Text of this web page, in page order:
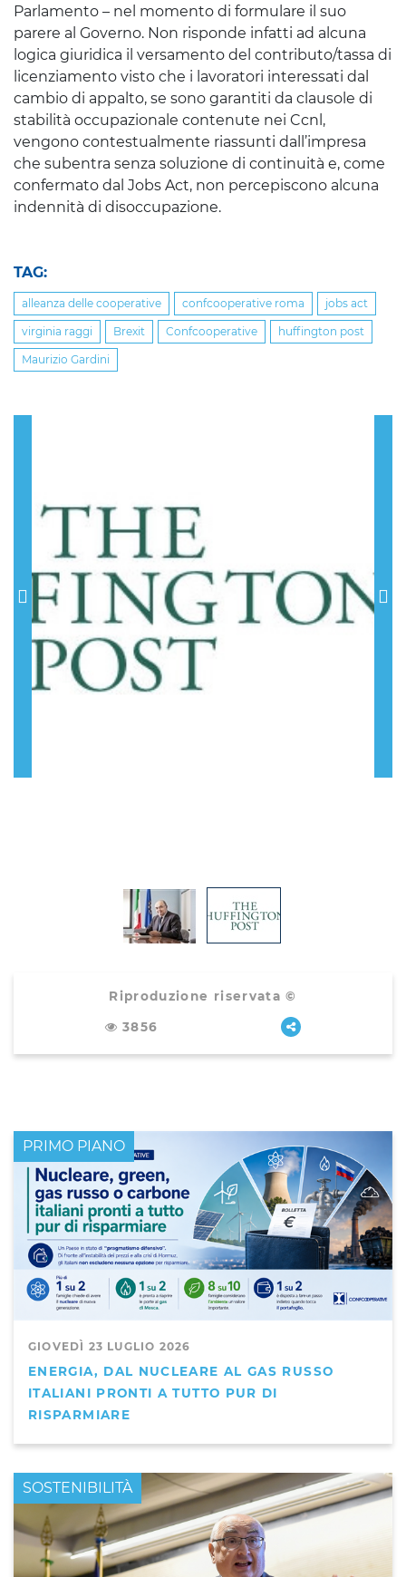
Parlamento – nel momento di formulare il suo
parere al Governo. Non risponde infatti ad alcuna
logica giuridica il versamento del contributo/tassa di
licenziamento visto che i lavoratori interessati dal
cambio di appalto, se sono garantiti da clausole di
stabilità occupazionale contenute nei Ccnl,
vengono contestualmente riassunti dall’impresa
che subentra senza soluzione di continuità e, come
confermato dal Jobs Act, non percepiscono alcuna
indennità di disoccupazione.
TAG:
alleanza delle cooperative confcooperative roma jobs act
virginia raggi Brexit Confcooperative huffington post
Maurizio Gardini
Riproduzione riservata ©
3856
GIOVEDÌ 23 LUGLIO 2026
ENERGIA, DAL NUCLEARE AL GAS RUSSO
ITALIANI PRONTI A TUTTO PUR DI
RISPARMIARE
PRIMO PIANO
PRIMO PIANO
SOSTENIBILITÀ